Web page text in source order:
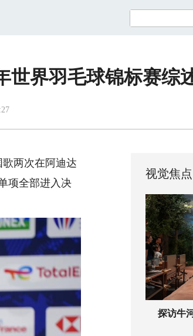
界羽毛球锦标赛综
两次在阿迪达
项全部进入决
视觉焦点
探访牛